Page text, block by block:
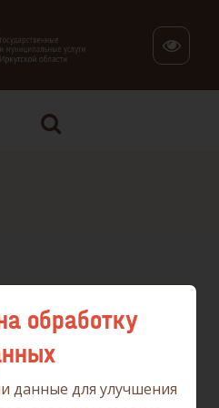
обработку
данные для улучшения